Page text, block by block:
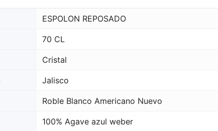
ESPOLON REPOSADO
70 CL
Cristal
Jalisco
Roble Blanco Americano Nuevo
100% Agave azul weber